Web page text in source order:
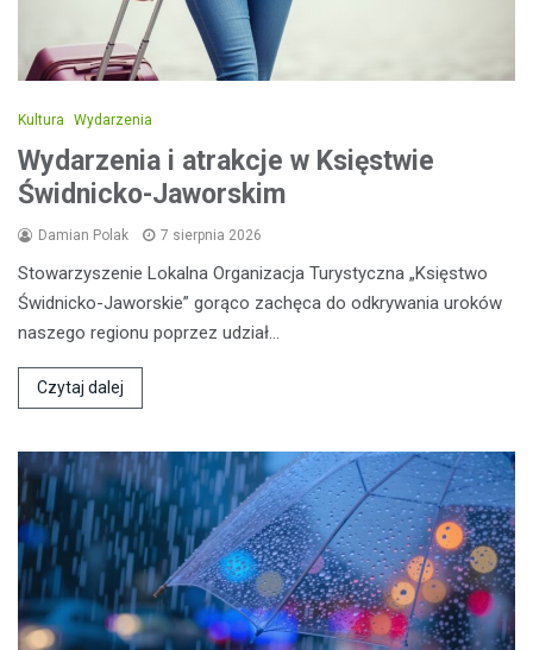
Kultura Wydarzenia
Wydarzenia i atrakcje w Księstwie
Świdnicko-Jaworskim
Damian Polak 7 sierpnia 2026
Stowarzyszenie Lokalna Organizacja Turystyczna „Księstwo
Świdnicko-Jaworskie” gorąco zachęca do odkrywania uroków
naszego regionu poprzez udział…
Czytaj dalej